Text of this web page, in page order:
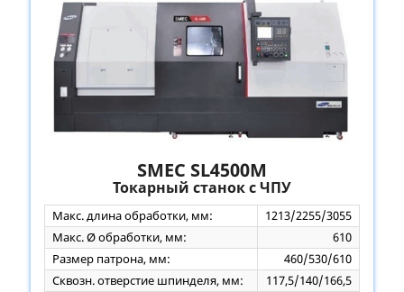
SMEC SL4500M
Токарный станок с ЧПУ
Макс. длина обработки, мм:
1213/2255/3055
Макс. Ø обработки, мм:
610
Размер патрона, мм:
460/530/610
Сквозн. отверстие шпинделя, мм:
117,5/140/166,5